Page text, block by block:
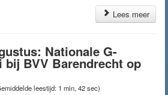
Lees meer
Nationale G-
bij BVV Barendrecht op
leestijd: 1 min, 42 sec)